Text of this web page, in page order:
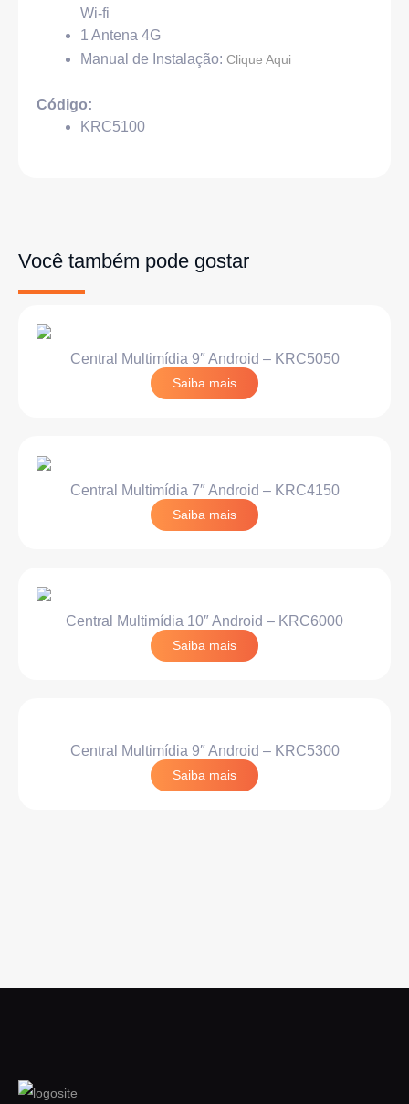
Wi-fi
1 Antena 4G
Manual de Instalação: Clique Aqui
Código:
KRC5100
Você também pode gostar
Central Multimídia 9″ Android – KRC5050
Saiba mais
Central Multimídia 7″ Android – KRC4150
Saiba mais
Central Multimídia 10″ Android – KRC6000
Saiba mais
Central Multimídia 9″ Android – KRC5300
Saiba mais